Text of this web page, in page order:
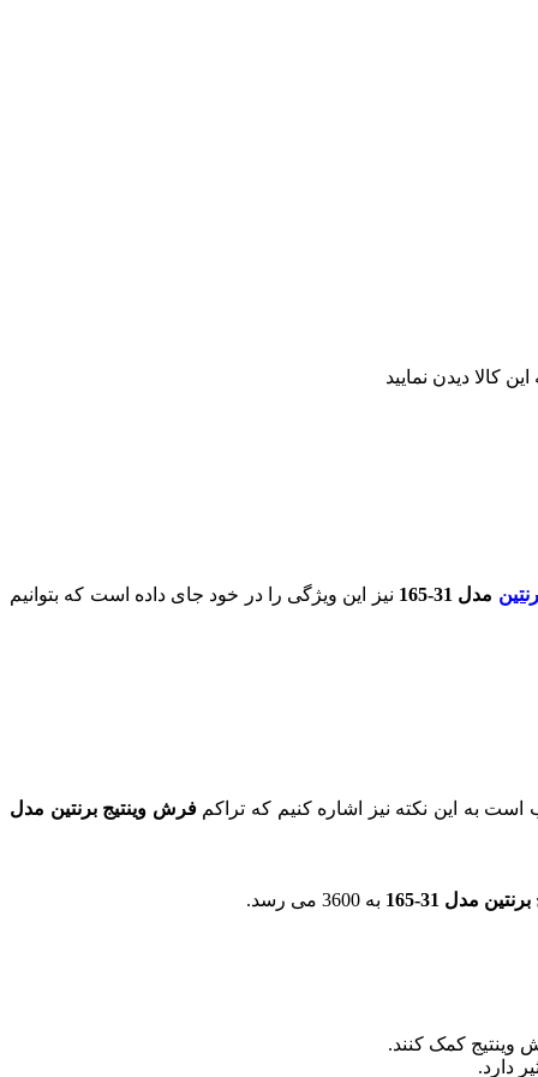
کالا دیدن نمایید
مدل 31-165
نیز این ویژگی را در خود جای داده است که بتوانیم
فرش وینتیج برنتین مدل
مدل 31-165 به 3600 می رسد.
وینتیج کمک کنند.
دارد.